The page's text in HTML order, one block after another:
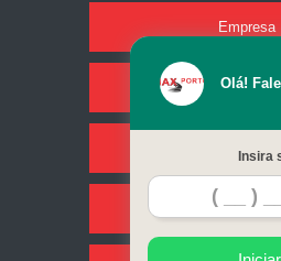
Empresa
Missão
Serviços
Contato
Olá!
Insira